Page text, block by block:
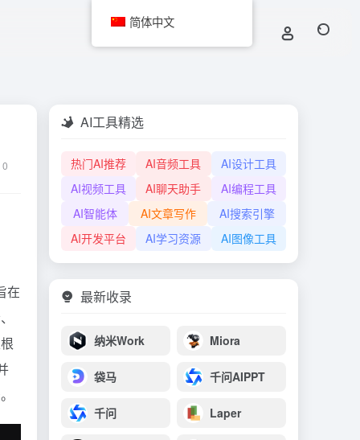
0
在
AI工具精选
热门AI推荐 AI音频工具
AI设计工具
AI视频工具
AI聊天助手
AI编程工具
AI智能体
AI文章写作
AI搜索引擎
AI开发平台
AI学习资源 AI图像工具
最新收录
纳米Work Miora
袋马 千问AIPPT
千问 Laper
简体中文